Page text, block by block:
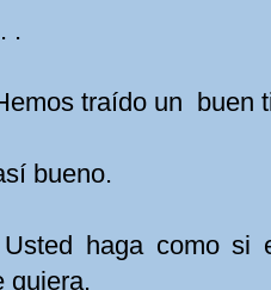
.
traído un buen
bueno.
haga como si
quiera.